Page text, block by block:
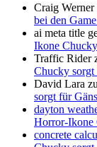
Craig Werner
bei den
ai meta title
Ikone
Traffic Rider
Chucky sorgt
David Lara zu
sorgt für
dayton
Horror-Ikone
concrete